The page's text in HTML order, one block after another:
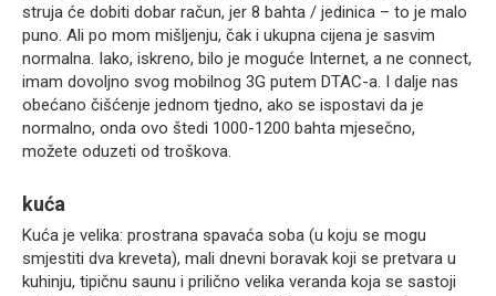
struja će dobiti dobar račun, jer 8 bahta / jedinica – to je malo
puno. Ali po mom mišljenju, čak i ukupna cijena je sasvim
normalna. Iako, iskreno, bilo je moguće Internet, a ne connect,
imam dovoljno svog mobilnog 3G putem DTAC-a. I dalje nas
obećano čišćenje jednom tjedno, ako se ispostavi da je
normalno, onda ovo štedi 1000-1200 bahta mjesečno,
možete oduzeti od troškova.
kuća
Kuća je velika: prostrana spavaća soba (u koju se mogu
smjestiti dva kreveta), mali dnevni boravak koji se pretvara u
kuhinju, tipičnu saunu i prilično velika veranda koja se sastoji